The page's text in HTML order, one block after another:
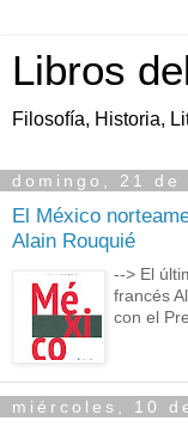
Libros
Filosofía, Historia,
domingo, 21 de
El México
Alain Rouquié
--> El
francés
con el
miércoles, 10